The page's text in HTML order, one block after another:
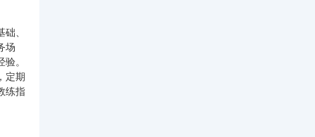
、
场
。
定期
练指